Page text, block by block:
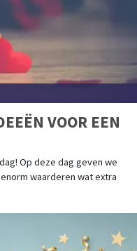
VOOR EEN
Op deze dag geven we
waarderen wat extra